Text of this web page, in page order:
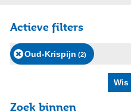
Actieve filters
Oud-Krispijn (2)
Zoek binnen